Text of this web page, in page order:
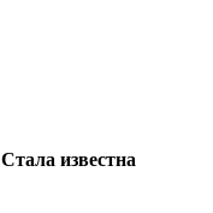
Стала известна